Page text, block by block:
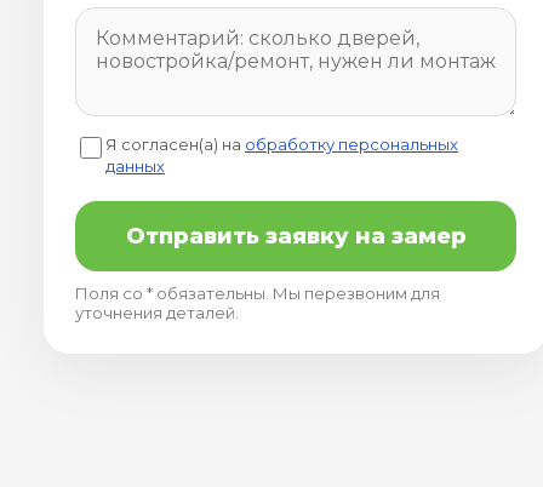
Я согласен(а) на обработку персональных
данных
Отправить заявку на замер
Поля со * обязательны. Мы перезвоним для
уточнения деталей.